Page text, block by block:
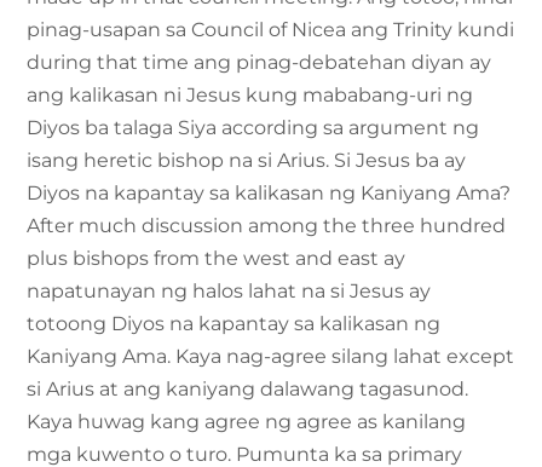
pinag-usapan sa Council of Nicea ang Trinity kundi
during that time ang pinag-debatehan diyan ay
ang kalikasan ni Jesus kung mababang-uri ng
Diyos ba talaga Siya according sa argument ng
isang heretic bishop na si Arius. Si Jesus ba ay
Diyos na kapantay sa kalikasan ng Kaniyang Ama?
After much discussion among the three hundred
plus bishops from the west and east ay
napatunayan ng halos lahat na si Jesus ay
totoong Diyos na kapantay sa kalikasan ng
Kaniyang Ama. Kaya nag-agree silang lahat except
si Arius at ang kaniyang dalawang tagasunod.
Kaya huwag kang agree ng agree as kanilang
mga kuwento o turo. Pumunta ka sa primary